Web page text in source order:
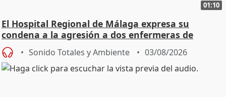
01:10
El Hospital Regional de Málaga expresa su
condena a la agresión a dos enfermeras de
Urgencias
Sonido Totales y Ambiente 03/08/2026